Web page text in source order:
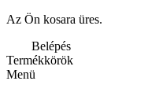
Az Ön kosara üres.
Belépés
Termékkörök
Menü